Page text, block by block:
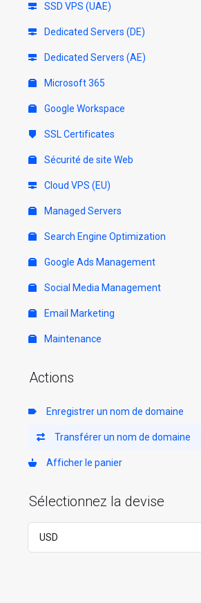
SSD VPS (UAE)
Dedicated Servers (DE)
Dedicated Servers (AE)
Microsoft 365
Google Workspace
SSL Certificates
Sécurité de site Web
Cloud VPS (EU)
Managed Servers
Search Engine Optimization
Google Ads Management
Social Media Management
Email Marketing
Maintenance
Actions
Enregistrer un nom de domaine
Transférer un nom de domaine
Afficher le panier
Sélectionnez la devise